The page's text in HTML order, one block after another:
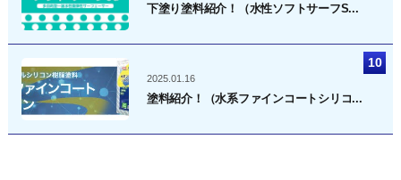
下塗り塗料紹介！（水性ソフトサーフS...
2025.01.16
塗料紹介！（水系ファインコートシリコ...